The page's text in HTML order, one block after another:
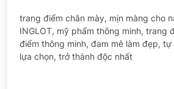
trang điểm chân mày, mịn màng cho
INGLOT, mỹ phẩm thông minh, trang
điểm thông minh, đam mê làm đẹp,
lựa chọn, trở thành độc nhất